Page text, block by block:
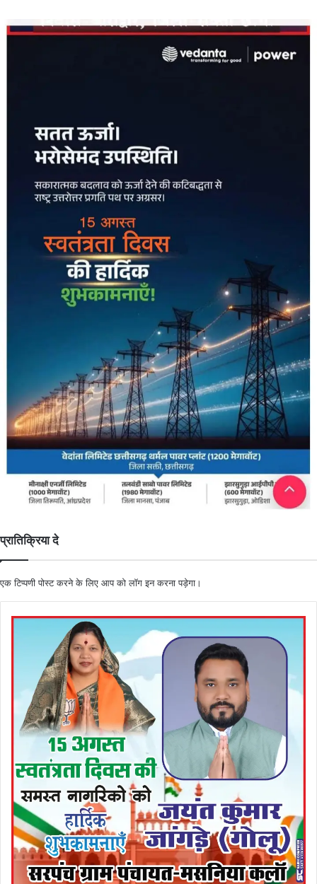
प्रातिक्रिया दे
एक टिप्पणी पोस्ट करने के लिए आप कोलॉग इनकरना पड़ेगा।